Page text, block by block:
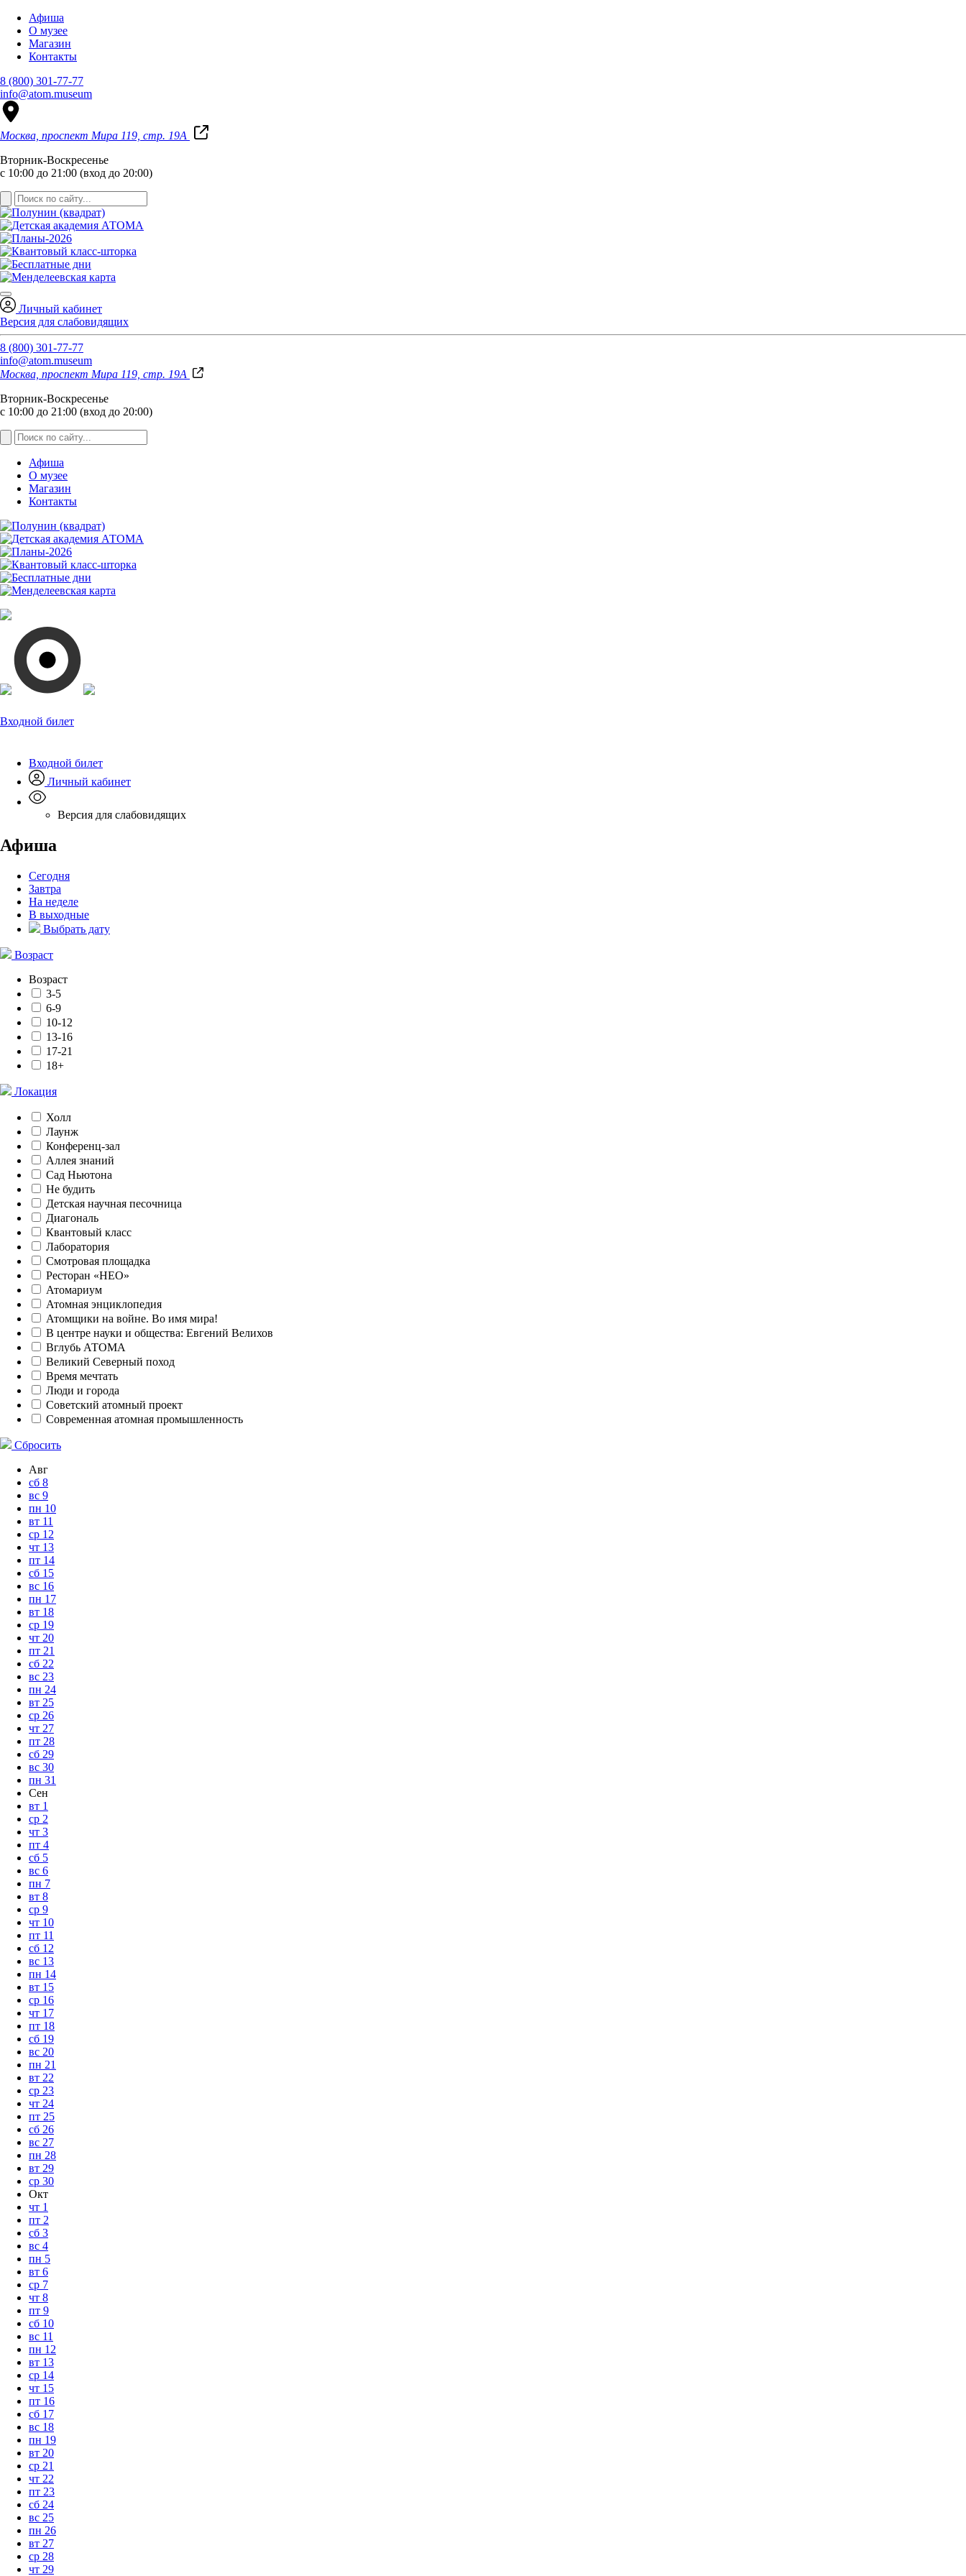
Афиша
О музее
Магазин
Контакты
8 (800) 301-77-77
info@atom.museum
Москва, проспект Мира 119, стр. 19А
Вторник-Воскресенье
с 10:00 до 21:00 (вход до 20:00)
Личный кабинет
Версия для слабовидящих
8 (800) 301-77-77
info@atom.museum
Москва, проспект Мира 119, стр. 19А
Вторник-Воскресенье
с 10:00 до 21:00 (вход до 20:00)
Афиша
О музее
Магазин
Контакты
Входной билет
Входной билет
Личный кабинет
Версия для слабовидящих
Афиша
Сегодня
Завтра
На неделе
В выходные
Выбрать дату
Возраст
Возраст
3-5
6-9
10-12
13-16
17-21
18+
Локация
Холл
Лаунж
Конференц-зал
Аллея знаний
Сад Ньютона
Не будить
Детская научная песочница
Диагональ
Квантовый класс
Лаборатория
Смотровая площадка
Ресторан «НЕО»
Атомариум
Атомная энциклопедия
Атомщики на войне. Во имя мира!
В центре науки и общества: Евгений Велихов
Вглубь АТОМА
Великий Северный поход
Время мечтать
Люди и города
Советский атомный проект
Современная атомная промышленность
Сбросить
Авг
сб 8
вс 9
пн 10
вт 11
ср 12
чт 13
пт 14
сб 15
вс 16
пн 17
вт 18
ср 19
чт 20
пт 21
сб 22
вс 23
пн 24
вт 25
ср 26
чт 27
пт 28
сб 29
вс 30
пн 31
Сен
вт 1
ср 2
чт 3
пт 4
сб 5
вс 6
пн 7
вт 8
ср 9
чт 10
пт 11
сб 12
вс 13
пн 14
вт 15
ср 16
чт 17
пт 18
сб 19
вс 20
пн 21
вт 22
ср 23
чт 24
пт 25
сб 26
вс 27
пн 28
вт 29
ср 30
Окт
чт 1
пт 2
сб 3
вс 4
пн 5
вт 6
ср 7
чт 8
пт 9
сб 10
вс 11
пн 12
вт 13
ср 14
чт 15
пт 16
сб 17
вс 18
пн 19
вт 20
ср 21
чт 22
пт 23
сб 24
вс 25
пн 26
вт 27
ср 28
чт 29